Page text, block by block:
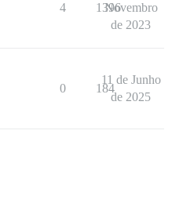
4 1396
Novembro
de 2023
0 184
11 de Junho
de 2025